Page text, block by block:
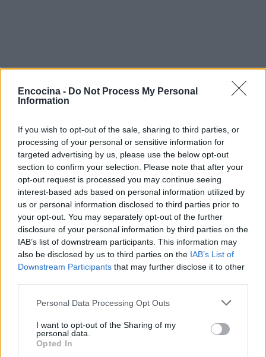
Encocina - Do Not Process My Personal
Information
If you wish to opt-out of the sale, sharing to third parties, or
processing of your personal or sensitive information for
targeted advertising by us, please use the below opt-out
section to confirm your selection. Please note that after your
opt-out request is processed you may continue seeing
interest-based ads based on personal information utilized by
us or personal information disclosed to third parties prior to
your opt-out. You may separately opt-out of the further
disclosure of your personal information by third parties on the
IAB’s list of downstream participants. This information may
also be disclosed by us to third parties on the IAB’s List of
Downstream Participants that may further disclose it to other
Please note that this website/app uses one or more Google
not limited to your visit or usage behaviour. You may click to
grant or deny consent to Google and its third-party tags to
use your data for below specified purposes in below Google
Personal Data Processing Opt Outs
I want to opt-out of the Sharing of my
personal data.
Opted In
AUTOR
staff